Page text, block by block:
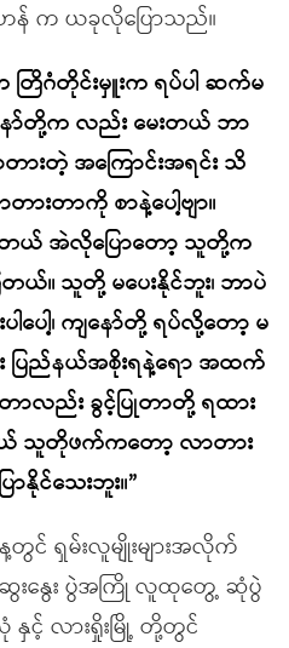
က ယခုလိုပြောသည်။
ြိဂံတိုင်းမှူးက ရပ်ပါ ဆက်မ
ာ်တို့က လည်း မေးတယ် ဘာ
ားတဲ့ အကြောင်းအရင်း သိ
းတာကို စာနဲ့ပေါ့ဗျာ။
တယ် အဲလိုပြောတော့ သူတို့က
။ သူတို့ မပေးနိုင်ဘူး၊ ဘာပဲ
ါပေါ့၊ ကျနော်တို့ ရပ်လို့တော့ မ
ပြည်နယ်အစိုးရနဲ့ရော အထက်
လည်း ခွင့်ပြုတာတို့ ရထား
တယ် သူတိုဖက်ကတော့ လာတား
နိုင်သေးဘူး။”
င် ရှမ်းလူမျိုးများအလိုက်
ေးနွေး ပွဲအကြို လူထုတွေ့ ဆုံပွဲ
နှင့် လားရှိုးမြို့ တို့တွင်